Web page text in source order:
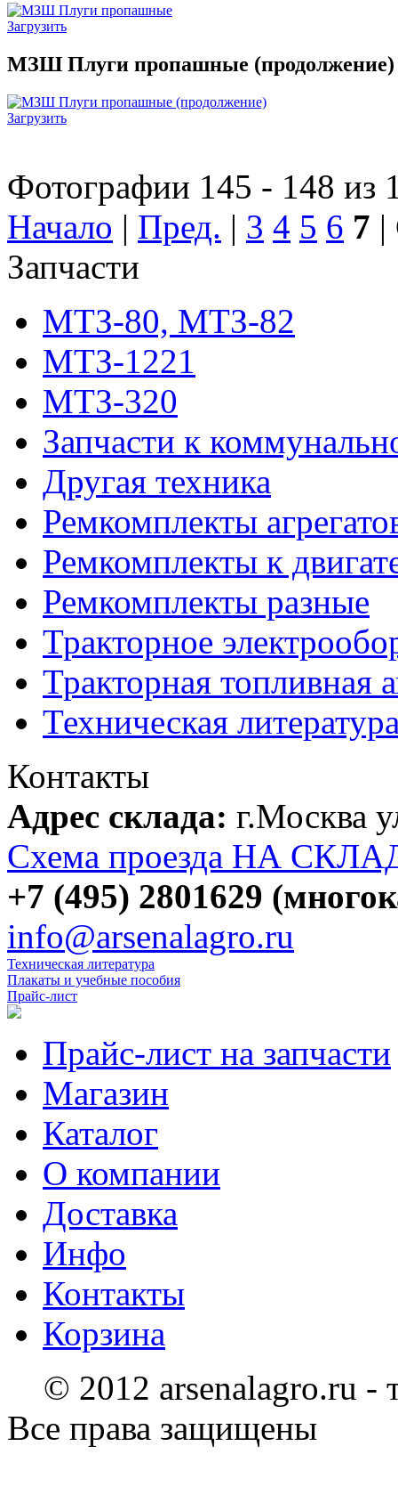
Загрузить
МЗШ Плуги пропашные (продолжение)
Загрузить
Фотографии 145 - 148 из
Начало | Пред. | 3 4 5 6 7 |
Запчасти
МТЗ-80, МТЗ-82
МТЗ-1221
МТЗ-320
Запчасти к
Другая техника
Ремкомплекты
Ремкомплекты к
Ремкомплекты разные
Тракторное
Тракторная топливная
Техническая
Контакты
Адрес склада: г.Москва
Схема проезда НА
+7 (495) 2801629
info@arsenalagro.ru
Техническая литература
Плакаты и учебные пособия
Прайс-лист
Прайс-лист на запчасти
Магазин
Каталог
О компании
Доставка
Инфо
Контакты
Корзина
© 2012 arsenalagro.ru -
Все права защищены